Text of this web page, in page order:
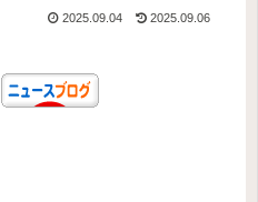
2025.09.04 2025.09.06